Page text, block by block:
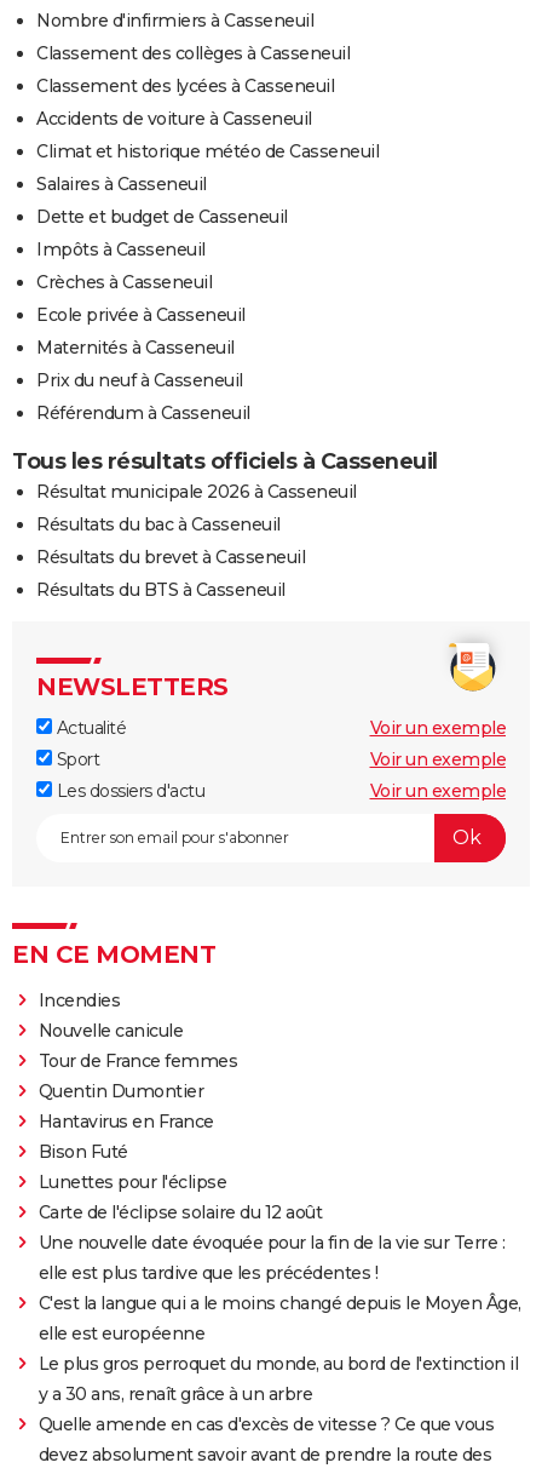
Nombre d'infirmiers à Casseneuil
Classement des collèges à Casseneuil
Classement des lycées à Casseneuil
Accidents de voiture à Casseneuil
Climat et historique météo de Casseneuil
Salaires à Casseneuil
Dette et budget de Casseneuil
Impôts à Casseneuil
Crèches à Casseneuil
Ecole privée à Casseneuil
Maternités à Casseneuil
Prix du neuf à Casseneuil
Référendum à Casseneuil
Tous les résultats officiels à Casseneuil
Résultat municipale 2026 à Casseneuil
Résultats du bac à Casseneuil
Résultats du brevet à Casseneuil
Résultats du BTS à Casseneuil
NEWSLETTERS
Actualité
Voir un exemple
Sport
Voir un exemple
Les dossiers d'actu
Voir un exemple
EN CE MOMENT
Incendies
Nouvelle canicule
Tour de France femmes
Quentin Dumontier
Hantavirus en France
Bison Futé
Lunettes pour l'éclipse
Carte de l'éclipse solaire du 12 août
Une nouvelle date évoquée pour la fin de la vie sur Terre :
elle est plus tardive que les précédentes !
C'est la langue qui a le moins changé depuis le Moyen Âge,
elle est européenne
Le plus gros perroquet du monde, au bord de l'extinction il
y a 30 ans, renaît grâce à un arbre
Quelle amende en cas d'excès de vitesse ? Ce que vous
devez absolument savoir avant de prendre la route des